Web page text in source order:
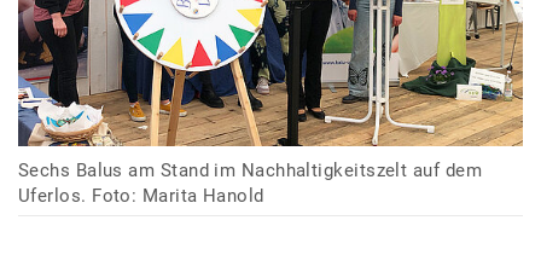
Sechs Balus am Stand im Nachhaltigkeitszelt auf dem
Uferlos. Foto: Marita Hanold